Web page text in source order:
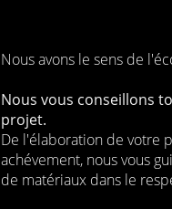
Nous avons le sens de
Nous vous conseillons
projet.
De l'élaboration de votre
achévement, nous vous
de matériaux dans le